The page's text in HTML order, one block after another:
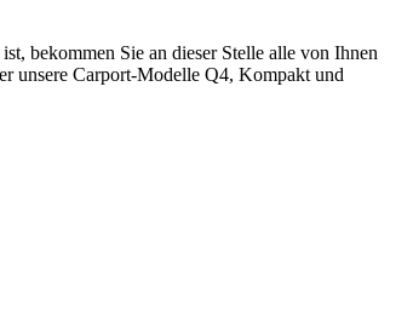
bekommen Sie an dieser Stelle alle von Ihnen
unsere Carport-Modelle Q4, Kompakt und